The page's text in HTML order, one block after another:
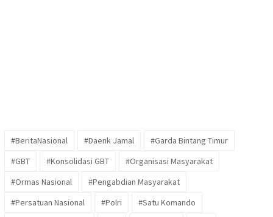
#BeritaNasional #Daenk Jamal
#Garda Bintang Timur
#GBT
#Konsolidasi GBT
#Organisasi Masyarakat
#Ormas Nasional
#Pengabdian Masyarakat
#Persatuan Nasional
#Polri
#Satu Komando